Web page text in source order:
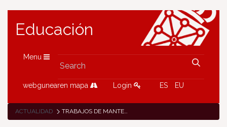
Educación
Menu
webgunearen mapa Login ES EU
ACTUALIDAD TRABAJOS DE MANTENIMIENTO EN LA PLATAFORMA ESEP (EUROPEAN SCHOOL EDUCATION PLATFORM) DEL 26 DE MARZO AL 5 DE ABRIL